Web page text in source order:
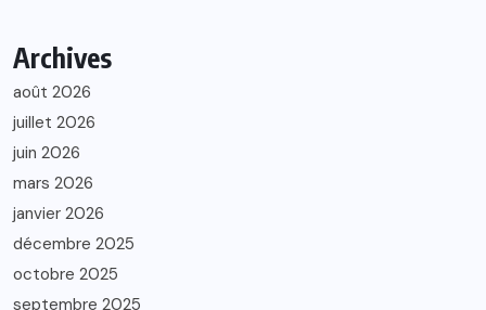
Archives
août 2026
juillet 2026
juin 2026
mars 2026
janvier 2026
décembre 2025
octobre 2025
septembre 2025